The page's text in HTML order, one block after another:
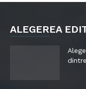
ALEGEREA